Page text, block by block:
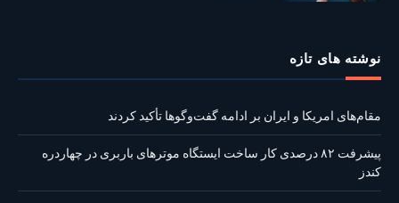
نوشته‌ های تازه
مقام‌های امریکا و ایران بر ادامه گفت‌وگوها تأکید کردند
پیشرفت ۸۲ درصدی کار ساخت ایستگاه موترهای باربری در چهاردره
کندز